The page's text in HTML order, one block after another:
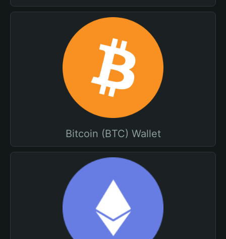
Bitcoin (BTC) Wallet